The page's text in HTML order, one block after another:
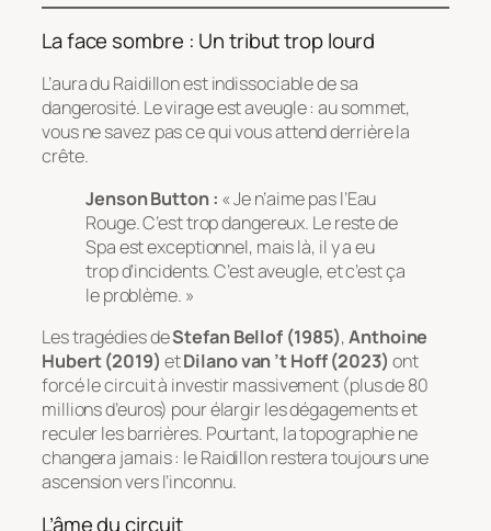
La face sombre : Un tribut trop lourd
L’aura du Raidillon est indissociable de sa
dangerosité. Le virage est aveugle : au sommet,
vous ne savez pas ce qui vous attend derrière la
crête.
Jenson Button : « Je n’aime pas l’Eau
Rouge. C’est trop dangereux. Le reste de
Spa est exceptionnel, mais là, il y a eu
trop d’incidents. C’est aveugle, et c’est ça
le problème. »
Les tragédies deStefan Bellof (1985),Anthoine
Hubert (2019) etDilano van ’t Hoff (2023) ont
forcé le circuit à investir massivement (plus de 80
millions d’euros) pour élargir les dégagements et
reculer les barrières. Pourtant, la topographie ne
changera jamais : le Raidillon restera toujours une
ascension vers l’inconnu.
L’âme du circuit